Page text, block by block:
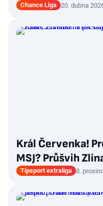
Chance Liga 20. dubna
Král Červenka!
MSJ? Průšvih
Tipsport extraliga 8.